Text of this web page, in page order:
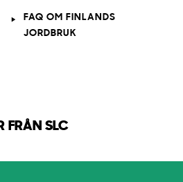
FAQ OM FINLANDS
JORDBRUK
FRÅN SLC